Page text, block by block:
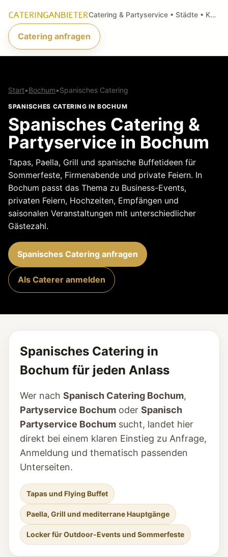
Catering & Partyservice • Städte • Küchenarten • Anfragen
Catering anfragen
Start•Bochum•Spanisches Catering
SPANISCHES CATERING IN BOCHUM
Spanisches Catering &
Partyservice in Bochum
Tapas, Paella, Grill und spanische Buffetideen für
Sommerfeste, Firmenabende und private Feiern. In
Bochum passt das Thema zu Business-Events,
privaten Feiern, Hochzeiten, Empfängen und
saisonalen Veranstaltungen mit unterschiedlicher
Gästezahl.
Spanisches Catering anfragen
Als Caterer anmelden
Spanisches Catering in
Bochum für jeden Anlass
Wer nach Spanisch Catering Bochum,
Partyservice Bochum oder Spanisch
Partyservice Bochum sucht, landet hier
direkt bei einem klaren Einstieg zu Anfrage,
Anmeldung und thematisch passenden
Unterseiten.
Tapas und Flying Buffet
Paella, Grill und mediterrane Hauptgänge
Locker für Outdoor-Events und Sommerfeste